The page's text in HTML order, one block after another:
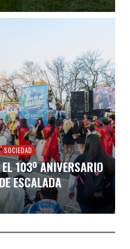
SOCIEDAD
103º ANIVERSARIO
ESCALADA